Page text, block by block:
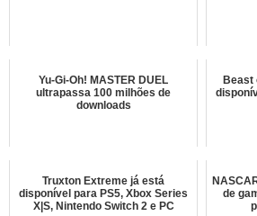
Yu-Gi-Oh! MASTER DUEL
ultrapassa 100 milhões de
downloads
Beast
Truxton Extreme já está
disponível para PS5, Xbox Series
X|S, Nintendo Switch 2 e PC
de